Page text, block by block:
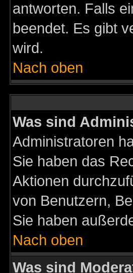
antworten. Falls
beendet. Es gibt
wird.
Nach oben
Was sind
Administratoren
Sie haben das
Aktionen
von Benutzern,
Sie haben
Nach oben
Was sind